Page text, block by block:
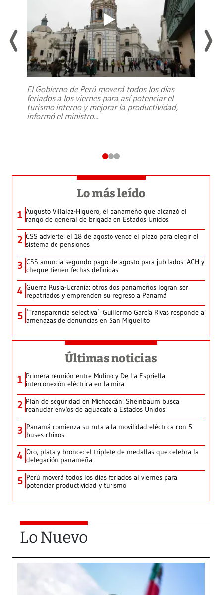
El Gobierno de Perú moverá todos los días
feriados a los viernes para así potenciar el
turismo interno y mejorar la productividad,
informó el ministro...
Lo más leído
1 Augusto Villalaz-Higuero, el panameño que alcanzó el
rango de general de brigada en Estados Unidos
2 CSS advierte: el 18 de agosto vence el plazo para elegir el
sistema de pensiones
3 CSS anuncia segundo pago de agosto para jubilados: ACH y
cheque tienen fechas definidas
4 Guerra Rusia-Ucrania: otros dos panameños logran ser
repatriados y emprenden su regreso a Panamá
5 ‘Transparencia selectiva’: Guillermo García Rivas responde a
amenazas de denuncias en San Miguelito
Últimas noticias
1 Primera reunión entre Mulino y De La Espriella:
interconexión eléctrica en la mira
2 Plan de seguridad en Michoacán: Sheinbaum busca
reanudar envíos de aguacate a Estados Unidos
3 Panamá comienza su ruta a la movilidad eléctrica con 5
buses chinos
4 Oro, plata y bronce: el triplete de medallas que celebra la
delegación panameña
5 Perú moverá todos los días feriados al viernes para
potenciar productividad y turismo
Lo Nuevo